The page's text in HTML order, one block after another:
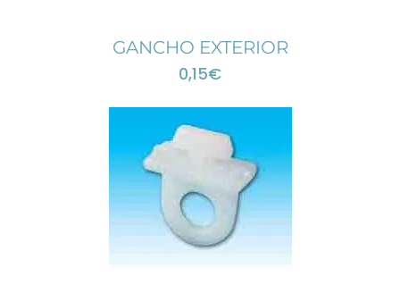
GANCHO EXTERIOR
0,15€